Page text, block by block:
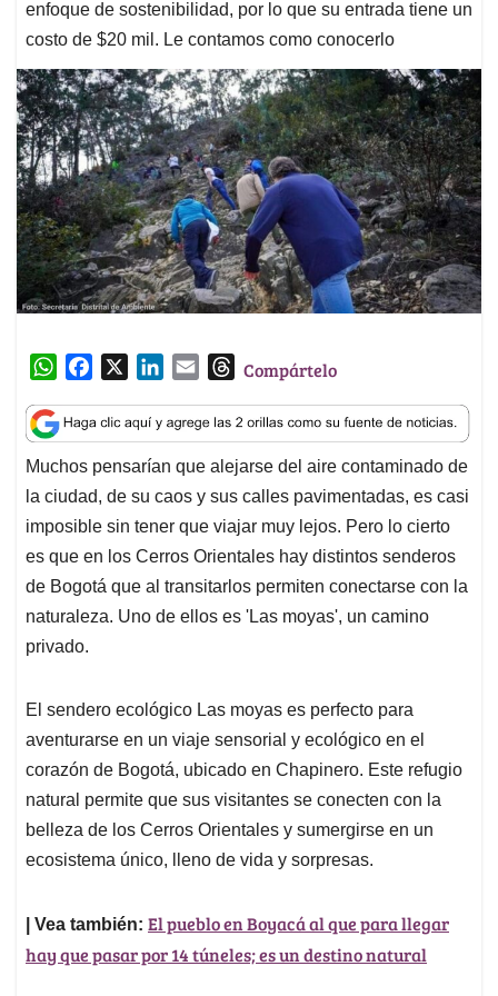
enfoque de sostenibilidad, por lo que su entrada tiene un
costo de $20 mil. Le contamos como conocerlo
W
a
t
s
A
p
p
c
e
b
o
o
k
n
k
e
d
I
n
a
i
l
T
r
e
a
d
s
Compártelo
Muchos pensarían que alejarse del aire contaminado de
la ciudad, de su caos y sus calles pavimentadas, es casi
imposible sin tener que viajar muy lejos. Pero lo cierto
es que en los Cerros Orientales hay distintos senderos
de Bogotá que al transitarlos permiten conectarse con la
naturaleza. Uno de ellos es 'Las moyas', un camino
privado.
El sendero ecológico Las moyas es perfecto para
aventurarse en un viaje sensorial y ecológico en el
corazón de Bogotá, ubicado en Chapinero. Este refugio
natural permite que sus visitantes se conecten con la
belleza de los Cerros Orientales y sumergirse en un
ecosistema único, lleno de vida y sorpresas.
| Vea también: El pueblo en Boyacá al que para llegar
hay que pasar por 14 túneles; es un destino natural